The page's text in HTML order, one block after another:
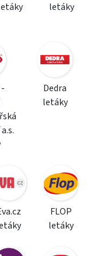
letáky
Dedra
letáky
FLOP
letáky